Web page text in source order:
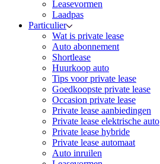
Leasevormen
Laadpas
Particulier
Wat is private lease
Auto abonnement
Shortlease
Huurkoop auto
Tips voor private lease
Goedkoopste private lease
Occasion private lease
Private lease aanbiedingen
Private lease elektrische auto
Private lease hybride
Private lease automaat
Auto inruilen